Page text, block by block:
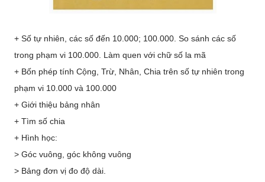
+ Số tự nhiên, các số đến 10.000; 100.000. So sánh các số
trong phạm vi 100.000. Làm quen với chữ số la mã
+ Bốn phép tính Cộng, Trừ, Nhân, Chia trên số tự nhiên trong
phạm vi 10.000 và 100.000
+ Giới thiệu bảng nhân
+ Tìm số chia
+ Hình học:
> Góc vuông, góc không vuông
> Bảng đơn vị đo độ dài.